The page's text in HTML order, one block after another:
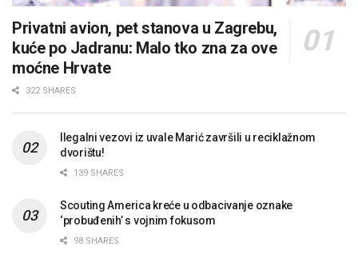
Privatni avion, pet stanova u Zagrebu,
kuće po Jadranu: Malo tko zna za ove
moćne Hrvate
322 SHARES
Ilegalni vezovi iz uvale Marić završili u reciklažnom
dvorištu!
139 SHARES
Scouting America kreće u odbacivanje oznake
‘probuđenih’ s vojnim fokusom
98 SHARES